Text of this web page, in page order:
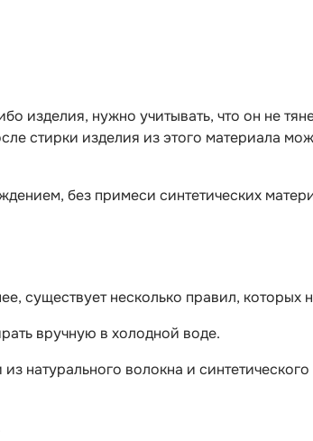
изделия, нужно учитывать, что он не
стирки изделия из этого материала
без примеси синтетических
существует несколько правил,
вручную в холодной воде.
натурального волокна и